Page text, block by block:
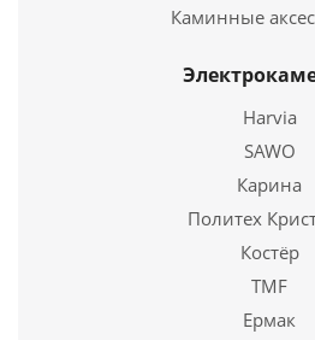
Подробнее
Купить в 1
Каминные
Harvia
SAWO
Карина
Политех
Костёр
TMF
Ермак